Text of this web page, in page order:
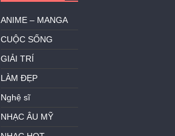
ANIME – MANGA
CUỘC SỐNG
GIẢI TRÍ
LÀM ĐẸP
Nghệ sĩ
NHẠC ÂU MỸ